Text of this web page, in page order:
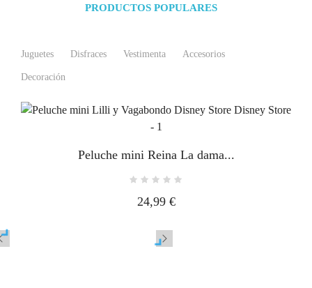
PRODUCTOS POPULARES
Juguetes Disfraces Vestimenta Accesorios
Decoración
Peluche mini Reina La dama...
24,99 €